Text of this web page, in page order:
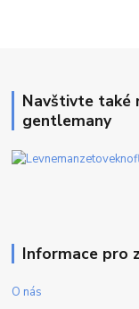
Navštivte také
gentlemany
Informace pro
O nás